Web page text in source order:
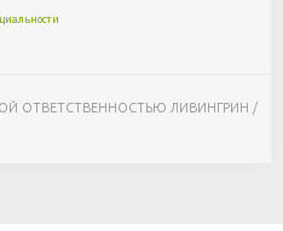
ОТВЕТСТВЕННОСТЬЮ ЛИВИНГРИН /